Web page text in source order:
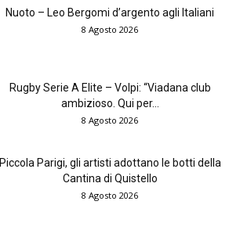
Nuoto – Leo Bergomi d’argento agli Italiani
8 Agosto 2026
Rugby Serie A Elite – Volpi: “Viadana club
ambizioso. Qui per...
8 Agosto 2026
Piccola Parigi, gli artisti adottano le botti della
Cantina di Quistello
8 Agosto 2026